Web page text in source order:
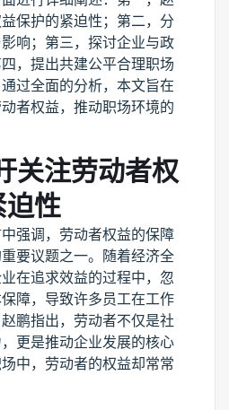
保护的紧迫性；第二，分
响；第三，探讨企业与政
，提出共建公平合理职场
过全面的分析，本文旨在
者权益，推动职场环境的
关注劳动者权
性
强调，劳动者权益的保障
要议题之一。随着经济全
在追求效益的过程中，忽
障，导致许多员工在工作
鹏指出，劳动者不仅是社
更是推动企业发展的核心
中，劳动者的权益却常常